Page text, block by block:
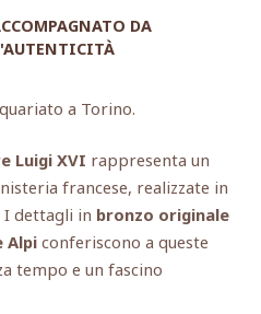
DA
a Torino.
Luigi XVI rappresenta un
francese, realizzate in
I dettagli in bronzo originale
Alpiconferiscono a queste
tempo e un fascino